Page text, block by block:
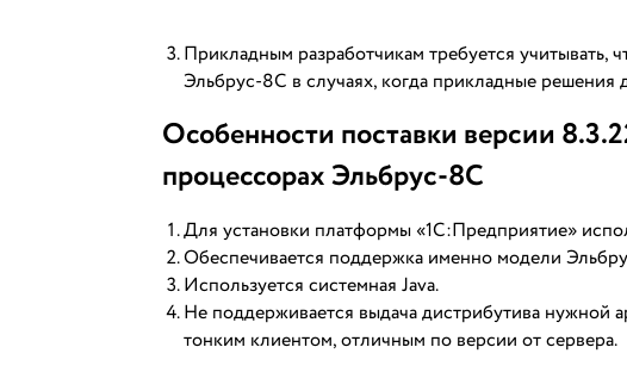
Прикладным разработчикам требуется
Эльбрус-8С в случаях, когда прикладные решения
Особенности поставки версии
процессорах Эльбрус-8С
Для установки платформы «1С:Предприятие»
Обеспечивается поддержка именно модели
Используется системная Java.
Не поддерживается выдача дистрибутива нужной
тонким клиентом, отличным по версии от сервера.